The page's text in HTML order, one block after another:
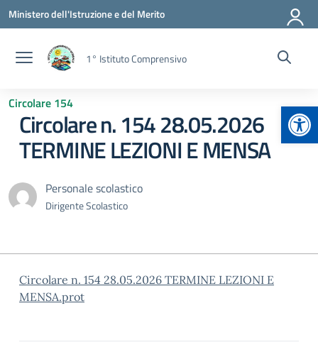
Vai ai contenuti
Vai al menu di navigazione
Vai al footer
Ministero dell'Istruzione e del Merito
1° Istituto Comprensivo
Circolare 154
Circolare n. 154 28.05.2026
TERMINE LEZIONI E MENSA
Personale scolastico
Dirigente Scolastico
Circolare n. 154 28.05.2026 TERMINE LEZIONI E
MENSA.prot